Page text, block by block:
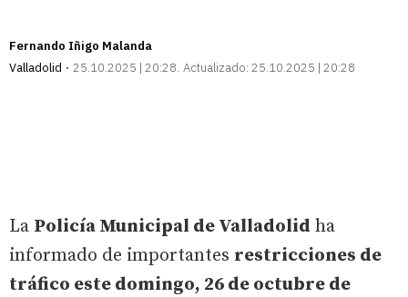
Fernando Iñigo Malanda
Valladolid
25.10.2025 | 20:28 Actualizado: 25.10.2025 | 20:28
La Policía Municipal de Valladolid ha
informado de importantes restricciones de
tráfico este domingo, 26 de octubre de